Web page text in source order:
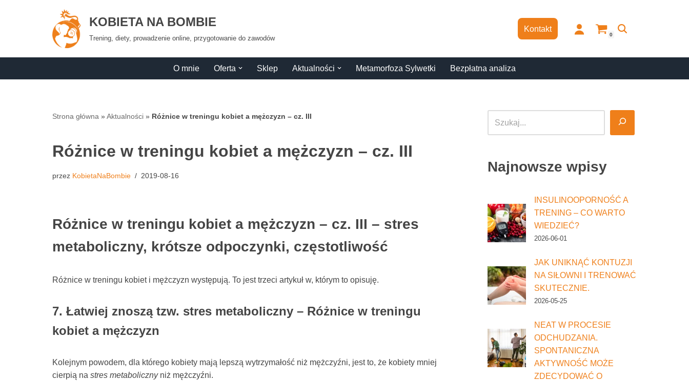
KOBIETA NA BOMBIE
Trening, diety, prowadzenie online, przygotowanie do zawodów
Kontakt
0
O mnie Oferta Sklep Aktualności Metamorfoza Sylwetki Bezpłatna analiza
Strona główna »Aktualności » Różnice w treningu kobiet a mężczyzn – cz. III
Różnice w treningu kobiet a mężczyzn – cz. III
przez KobietaNaBombie 2019-08-16
Różnice w treningu kobiet a mężczyzn – cz. III – stres
metaboliczny, krótsze odpoczynki, częstotliwość
Różnice w treningu kobiet i mężczyzn występują. To jest trzeci artykuł w, którym to opisuję.
7. Łatwiej znoszą tzw. stres metaboliczny – Różnice w treningu
kobiet a mężczyzn
Kolejnym powodem, dla którego kobiety mają lepszą wytrzymałość niż mężczyźni, jest to, że kobiety mniej
cierpią na stres metabolicznyniż mężczyźni.
Najnowsze wpisy
INSULINOOPORNOŚĆ A
TRENING – CO WARTO
WIEDZIEĆ?
2026-06-01
JAK UNIKNĄĆ KONTUZJI
NA SIŁOWNI I TRENOWAĆ
SKUTECZNIE.
2026-05-25
NEAT W PROCESIE
ODCHUDZANIA.
SPONTANICZNA
AKTYWNOŚĆ MOŻE
ZDECYDOWAĆ O